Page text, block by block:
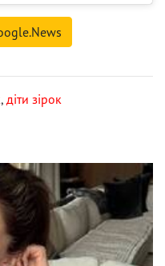
, діти зірок